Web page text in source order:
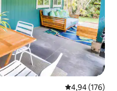
4,94 de uma
4,94 (176)